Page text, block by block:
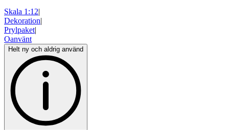
Skala 1:12|
Dekoration|
Prylpaket|
Oanvänt
Helt ny och aldrig använd